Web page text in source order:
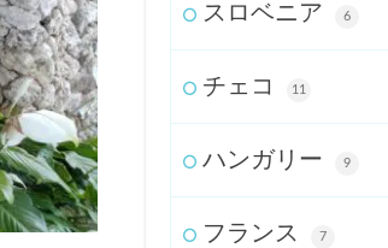
スロベニア 6
チェコ 11
ハンガリー 9
フランス 7